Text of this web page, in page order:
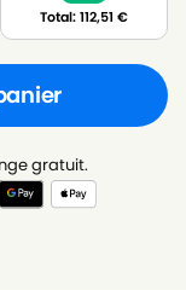
Total:112,51 €
gratuit.